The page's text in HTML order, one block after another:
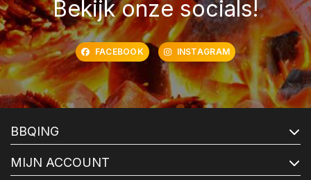
Bekijk onze socials!
FACEBOOK INSTAGRAM
BBQING
MIJN ACCOUNT